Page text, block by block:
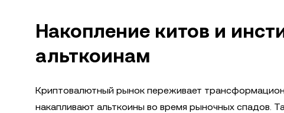
Накопление китов и
альткоинам
Криптовалютный рынок переживает
накапливают альткоины во время рыночных спадов.